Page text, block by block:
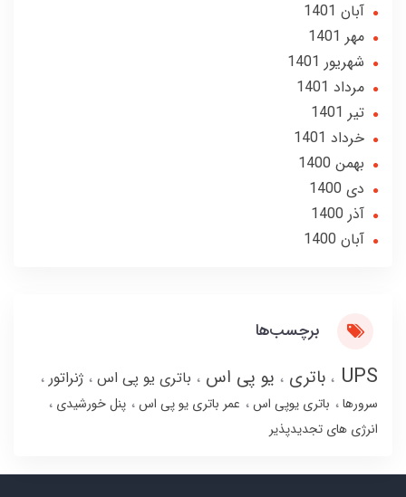
آبان 1401
مهر 1401
شهریور 1401
مرداد 1401
تير 1401
خرداد 1401
بهمن 1400
دی 1400
آذر 1400
آبان 1400
برچسب‌ها
UPS باتری یو پی اس باتری یو پی اس ژنراتور
سرورها باتری یوپی اس عمر باتری یو پی اس
پنل خورشیدی
انرژی های تجدیدپذیر